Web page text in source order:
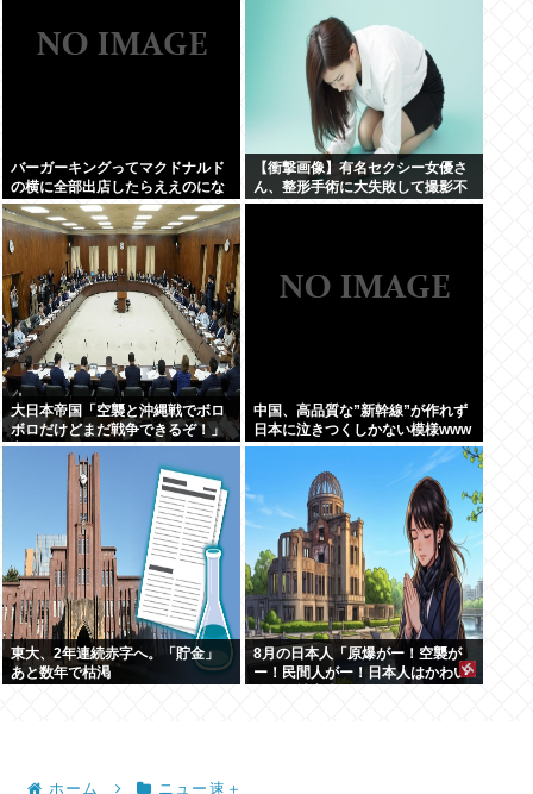
バーガーキングってマクドナルド
の横に全部出店したらええのにな
【衝撃画像】有名セクシー女優さ
ん、整形手術に大失敗して撮影不
能に⇒！！
大日本帝国「空襲と沖縄戦でボロ
ボロだけどまだ戦争できるぞ！」
言うほどか？
中国、高品質な”新幹線”が作れず
日本に泣きつくしかない模様www
東大、2年連続赤字へ。「貯金」
あと数年で枯渇
8月の日本人「原爆がー！空襲が
ー！民間人がー！日本人はかわい
ホーム ニュー速＋